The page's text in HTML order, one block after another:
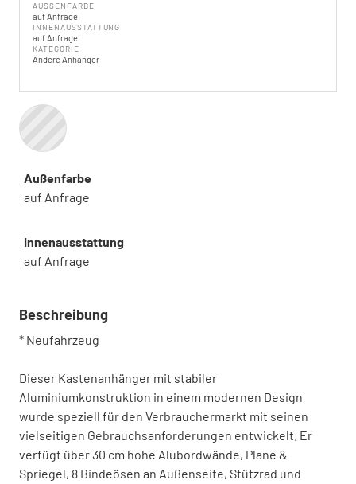
AUSSENFARBE
auf Anfrage
INNENAUSSTATTUNG
auf Anfrage
KATEGORIE
Andere Anhänger
Außenfarbe
auf Anfrage
Innenausstattung
auf Anfrage
Beschreibung
* Neufahrzeug
Dieser Kastenanhänger mit stabiler
Aluminiumkonstruktion in einem modernen Design
wurde speziell für den Verbrauchermarkt mit seinen
vielseitigen Gebrauchsanforderungen entwickelt. Er
verfügt über 30 cm hohe Alubordwände, Plane &
Spriegel, 8 Bindeösen an Außenseite, Stützrad und